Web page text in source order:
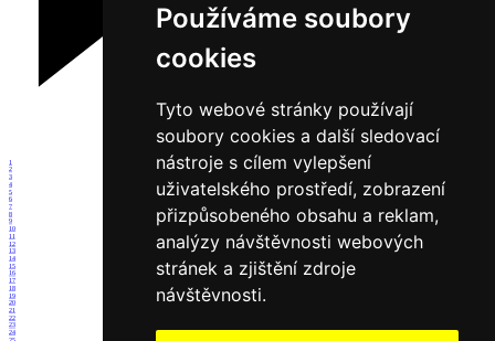
Používáme soubory
cookies
Tyto webové stránky používají
soubory cookies a další sledovací
nástroje s cílem vylepšení
uživatelského prostředí, zobrazení
přizpůsobeného obsahu a reklam,
analýzy návštěvnosti webových
stránek a zjištění zdroje
návštěvnosti.
1
2
3
4
5
6
7
8
9
10
11
12
13
14
15
16
17
18
19
20
21
22
23
24